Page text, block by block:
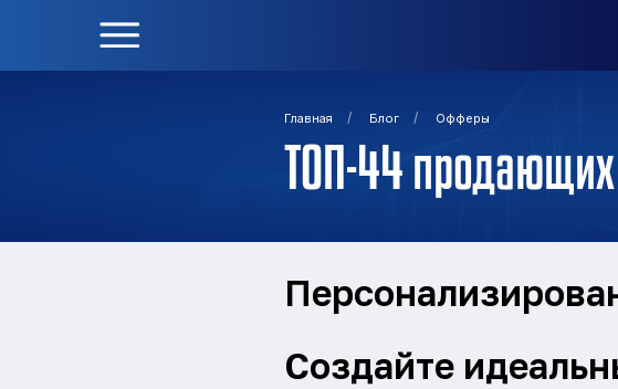
Главная / Блог / Офферы
ТОП-44
Создайте